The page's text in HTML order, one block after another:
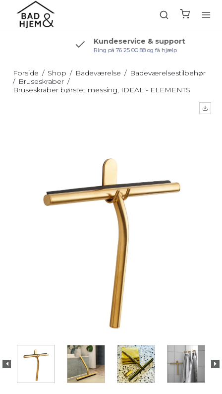
Kundeservice & support
Ring på 76 25 00 88 og få hjælp
Forside / Shop / Badeværelse / Badeværelsestilbehør
/ Bruseskraber /
Bruseskraber børstet messing, IDEAL - ELEMENTS